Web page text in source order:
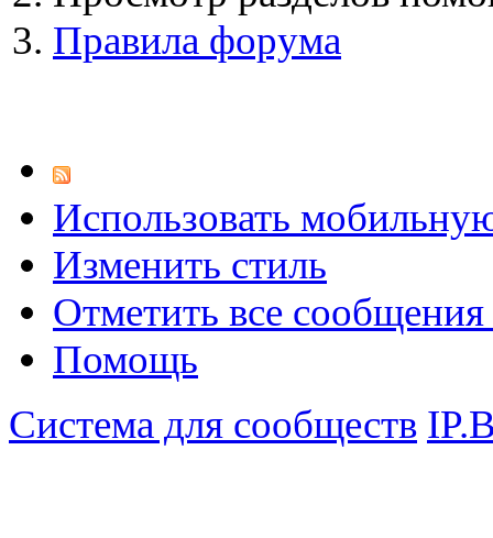
Правила форума
Использовать
Изменить стиль
Отметить все
Помощь
Система для сообществ